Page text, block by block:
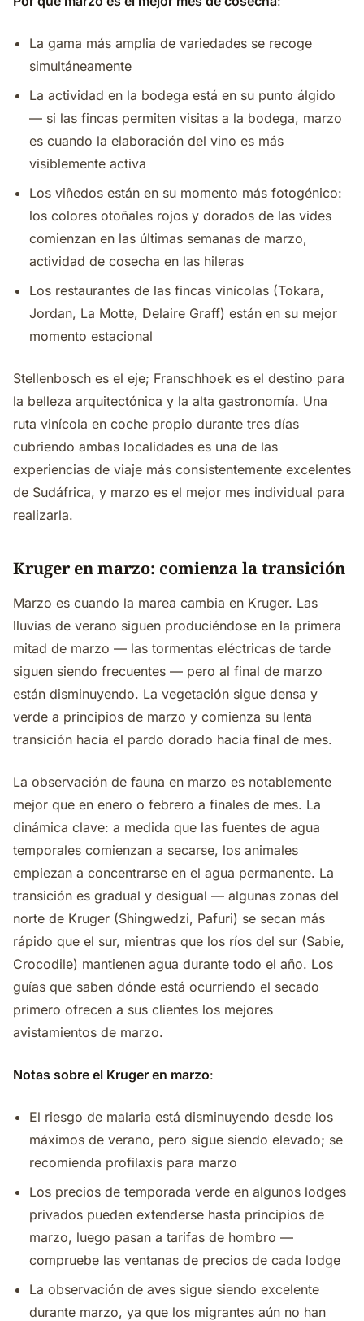
La gama más amplia de variedades se recoge
simultáneamente
La actividad en la bodega está en su punto álgido
— si las fincas permiten visitas a la bodega, marzo
es cuando la elaboración del vino es más
visiblemente activa
Los viñedos están en su momento más fotogénico:
los colores otoñales rojos y dorados de las vides
comienzan en las últimas semanas de marzo,
actividad de cosecha en las hileras
Los restaurantes de las fincas vinícolas (Tokara,
Jordan, La Motte, Delaire Graff) están en su mejor
momento estacional
Stellenbosch es el eje; Franschhoek es el destino para
la belleza arquitectónica y la alta gastronomía. Una
ruta vinícola en coche propio durante tres días
cubriendo ambas localidades es una de las
experiencias de viaje más consistentemente excelentes
de Sudáfrica, y marzo es el mejor mes individual para
realizarla.
Kruger en marzo: comienza la transición
Marzo es cuando la marea cambia en Kruger. Las
lluvias de verano siguen produciéndose en la primera
mitad de marzo — las tormentas eléctricas de tarde
siguen siendo frecuentes — pero al final de marzo
están disminuyendo. La vegetación sigue densa y
verde a principios de marzo y comienza su lenta
transición hacia el pardo dorado hacia final de mes.
La observación de fauna en marzo es notablemente
mejor que en enero o febrero a finales de mes. La
dinámica clave: a medida que las fuentes de agua
temporales comienzan a secarse, los animales
empiezan a concentrarse en el agua permanente. La
transición es gradual y desigual — algunas zonas del
norte de Kruger (Shingwedzi, Pafuri) se secan más
rápido que el sur, mientras que los ríos del sur (Sabie,
Crocodile) mantienen agua durante todo el año. Los
guías que saben dónde está ocurriendo el secado
primero ofrecen a sus clientes los mejores
avistamientos de marzo.
Notas sobre el Kruger en marzo:
El riesgo de malaria está disminuyendo desde los
máximos de verano, pero sigue siendo elevado; se
recomienda profilaxis para marzo
Los precios de temporada verde en algunos lodges
privados pueden extenderse hasta principios de
marzo, luego pasan a tarifas de hombro —
compruebe las ventanas de precios de cada lodge
La observación de aves sigue siendo excelente
durante marzo, ya que los migrantes aún no han